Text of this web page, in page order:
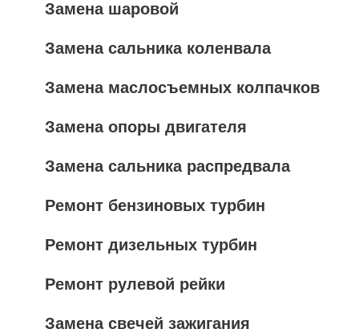
Замена шаровой
Замена сальника коленвала
Замена маслосъемных колпачков
Замена опоры двигателя
Замена сальника распредвала
Ремонт бензиновых турбин
Ремонт дизельных турбин
Ремонт рулевой рейки
Замена свечей зажигания